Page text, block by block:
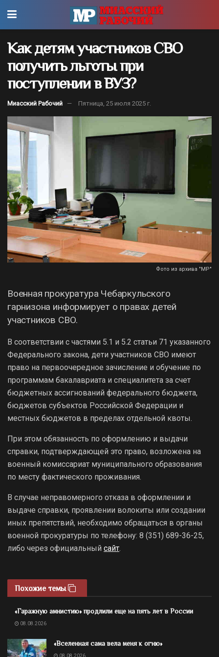
Как детям участников СВО
получить льготы при
поступлении в ВУЗ?
Миасский Рабочий Пятница, 25 июля 2025 г.
Фото из архива "МР"
Военная прокуратура Чебаркульского
гарнизона информирует о правах детей
участников СВО.
В соответствии с частями 5.1 и 5.2 статьи 71 указанного
Федерального закона, дети участников СВО имеют
право на первоочередное зачисление и обучение по
программам бакалавриата и специалитета за счет
бюджетных ассигнований федерального бюджета,
бюджетов субъектов Российской Федерации и
местных бюджетов в пределах отдельной квоты.
При этом обязанность по оформлению и выдачи
справки, подтверждающей это право, возложена на
военный комиссариат муниципального образования
по месту фактического проживания.
В случае неправомерного отказа в оформлении и
выдаче справки, проявлении волокиты или создании
иных препятствий, необходимо обращаться в органы
военной прокуратуры по телефону: 8 (351) 689-36-25,
либо через официальный сайт.
Похожие темы
«Гаражную амнистию» продлили еще на пять лет в России
08.08.2026
«Вселенная сама вела меня к огню»
08.08.2026